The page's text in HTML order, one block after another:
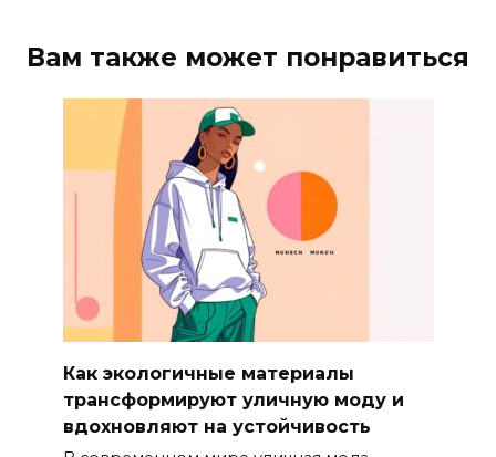
Вам также может понравиться
Как экологичные материалы
трансформируют уличную моду и
вдохновляют на устойчивость